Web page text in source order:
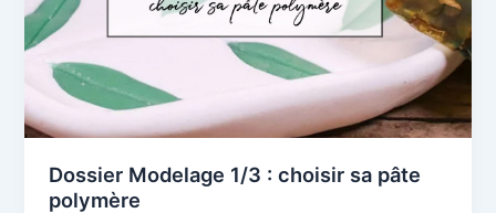
Dossier Modelage 1/3 : choisir sa pâte
polymère